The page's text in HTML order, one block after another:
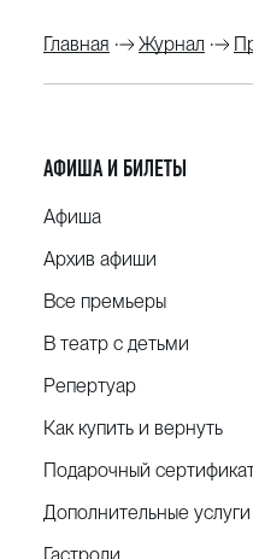
Главная Журнал
АФИША И БИЛЕТЫ
Афиша
Архив афиши
Все премьеры
В театр с детьми
Репертуар
Как купить и вернуть
Подарочный
Дополнительные услуги